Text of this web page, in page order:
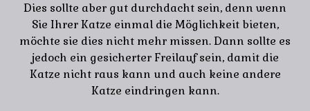
Dies sollte aber gut durchdacht sein, denn wenn
Sie Ihrer Katze einmal die Möglichkeit bieten,
möchte sie dies nicht mehr missen. Dann sollte es
jedoch ein gesicherter Freilauf sein, damit die
Katze nicht raus kann und auch keine andere
Katze eindringen kann.